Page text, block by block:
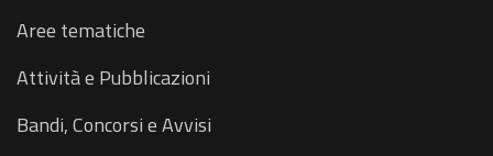
Aree tematiche
Attività e Pubblicazioni
Bandi, Concorsi e Avvisi